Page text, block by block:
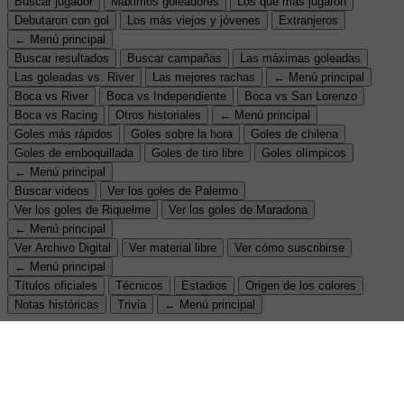
Debutaron con gol
Los más viejos y jóvenes
Extranjeros
← Menú principal
Buscar resultados
Buscar campañas
Las máximas goleadas
Las goleadas vs. River
Las mejores rachas
← Menú principal
Boca vs River
Boca vs Independiente
Boca vs San Lorenzo
Boca vs Racing
Otros historiales
← Menú principal
Goles más rápidos
Goles sobre la hora
Goles de chilena
Goles de emboquillada
Goles de tiro libre
Goles olímpicos
← Menú principal
Buscar videos
Ver los goles de Palermo
Ver los goles de Riquelme
Ver los goles de Maradona
← Menú principal
Ver Archivo Digital
Ver material libre
Ver cómo suscribirse
← Menú principal
Títulos oficiales
Técnicos Estadios
Origen de los colores
Notas históricas
Trivia ← Menú principal